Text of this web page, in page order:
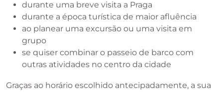
durante uma breve visita a Praga
durante a época turística de maior afluência
ao planear uma excursão ou uma visita em
grupo
se quiser combinar o passeio de barco com
outras atividades no centro da cidade
Graças ao horário escolhido antecipadamente, a sua